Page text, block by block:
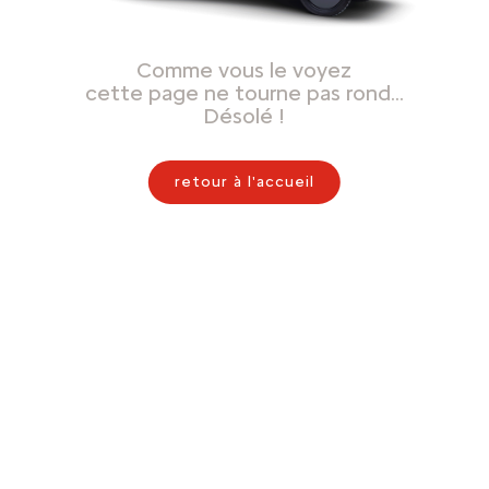
Comme vous le voyez
cette page ne tourne pas rond…
Désolé !
retour à l'accueil